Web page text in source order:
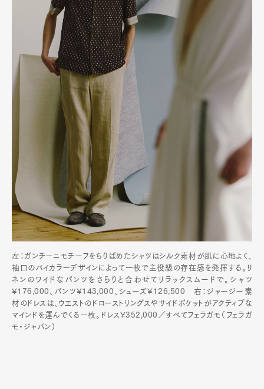
左：ガンチーニモチーフをちりばめたシャツはシルク素材が肌に心地よく、
袖口のバイカラーデザインによって一枚で主役級の存在感を発揮する。リ
ネンのワイドなパンツをさらりと合わせてリラックスムードで。シャツ
¥176,000、パンツ¥143,000、シューズ¥126,500 右：ジャージー素
材のドレスは、ウエストのドローストリングスやサイドポケットがアクティブな
マインドを運んでくる一枚。ドレス¥352,000／すべてフェラガモ（フェラガ
モ・ジャパン）